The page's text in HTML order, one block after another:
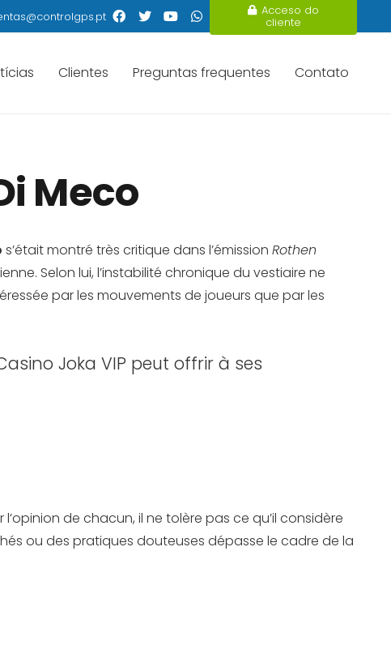
Acceso do
cliente
Clientes Preguntas frequentes Contato
Meco
s’était montré très critique dans l’émission Rothen
Selon lui, l’instabilité chronique du vestiaire ne
par les mouvements de joueurs que par les
Joka VIP peut offrir à ses
l’opinion de chacun, il ne tolère pas ce qu’il considère
ou des pratiques douteuses dépasse le cadre de la